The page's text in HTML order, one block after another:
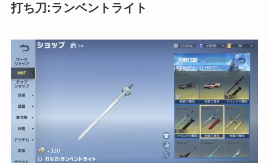
打ち刀:ランベントライト